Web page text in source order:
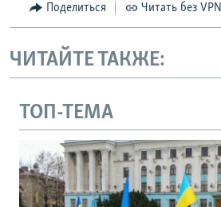
Поделиться Читать без VPN
ЧИТАЙТЕ ТАКЖЕ:
ТОП-ТЕМА